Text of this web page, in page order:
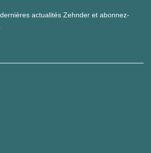
actualités Zehnder et abonnez-